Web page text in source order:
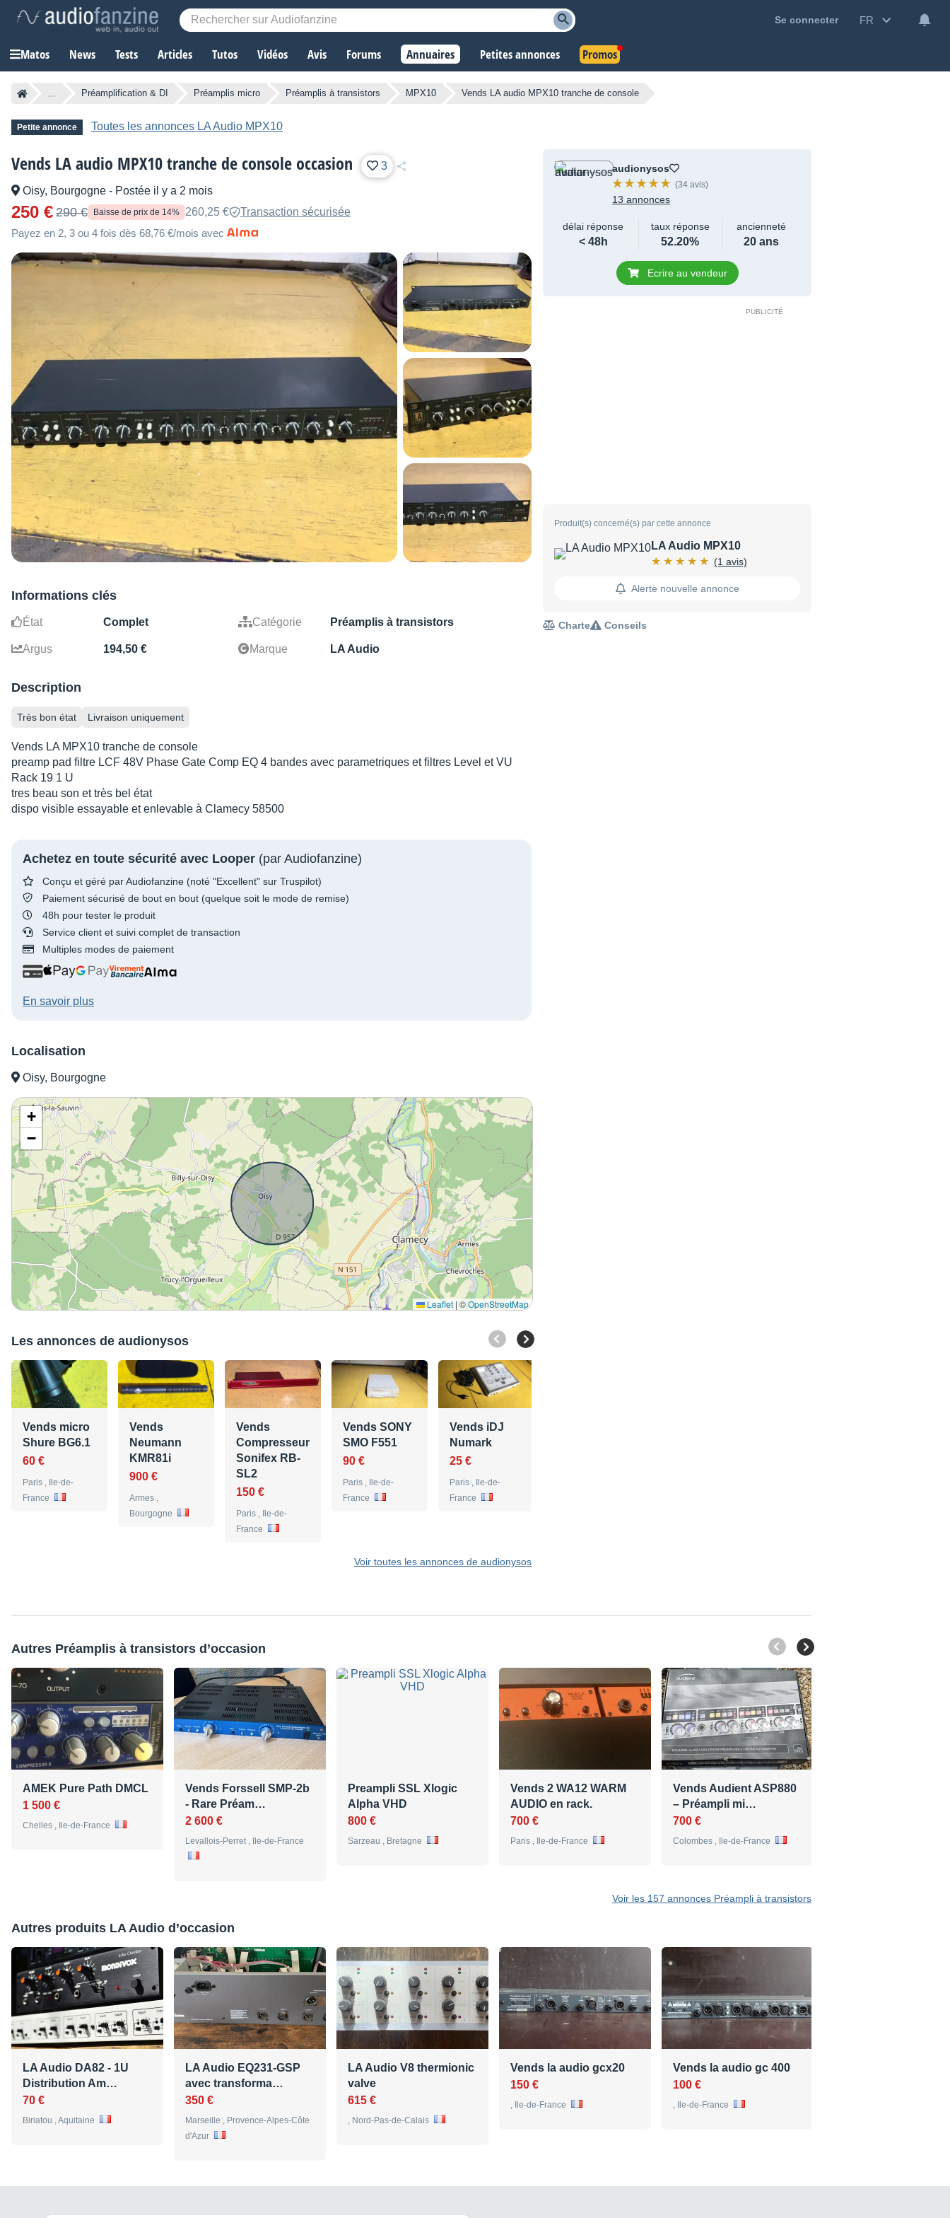
Se connecter FR
Matos News Tests Articles Tutos Vidéos Avis Forums Annuaires Petites annonces Promos
... Préamplification & DI Préamplis micro Préamplis à transistors MPX10 Vends LA audio MPX10 tranche de console
Petite annonce Toutes les annonces LA Audio MPX10
Vends LA audio MPX10 tranche de console occasion 3
Oisy, Bourgogne - Postée il y a 2 mois
250 € 290 € Baisse de prix de 14% 260,25 €
Transaction sécurisée
Payez en 2, 3 ou 4 fois dès 68,76 €/mois avec
Informations clés
État Complet Catégorie Préamplis à transistors
Argus 194,50 € Marque LA Audio
Description
Très bon état Livraison uniquement
Vends LA MPX10 tranche de console
preamp pad filtre LCF 48V Phase Gate Comp EQ 4 bandes avec parametriques et filtres Level et VU
Rack 19 1 U
tres beau son et très bel état
dispo visible essayable et enlevable à Clamecy 58500
Achetez en toute sécurité avec Looper (par Audiofanzine)
Conçu et géré par Audiofanzine (noté "Excellent" sur Truspilot)
Paiement sécurisé de bout en bout (quelque soit le mode de remise)
48h pour tester le produit
Service client et suivi complet de transaction
Multiples modes de paiement
En savoir plus
Localisation
Oisy, Bourgogne
+
−
Leaflet | ©OpenStreetMap
Les annonces de audionysos
Vends micro
Shure BG6.1
60 €
Paris , Ile-de-
France
Vends
Neumann
KMR81i
900 €
Armes ,
Bourgogne
Vends
Compresseur
Sonifex RB-
SL2
150 €
Paris , Ile-de-
France
Vends SONY
SMO F551
90 €
Paris , Ile-de-
France
Vends iDJ
Numark
25 €
Paris , Ile-de-
France
Voir toutes les annonces de audionysos
audionysos
(34 avis)
13 annonces
délai réponse
< 48h
taux réponse
52.20%
ancienneté
20 ans
Ecrire au vendeur
Produit(s) concerné(s) par cette annonce
LA Audio MPX10
(1 avis)
Alerte nouvelle annonce
Charte Conseils
Autres Préamplis à transistors d’occasion
AMEK Pure Path DMCL
1 500 €
Chelles , Ile-de-France
Vends Forssell SMP-2b
- Rare Préam…
2 600 €
Levallois-Perret , Ile-de-France
Preampli SSL Xlogic
Alpha VHD
800 €
Sarzeau , Bretagne
Vends 2 WA12 WARM
AUDIO en rack.
700 €
Paris , Ile-de-France
Vends Audient ASP880
– Préampli mi…
700 €
Colombes , Ile-de-France
Voir les 157 annonces Préampli à transistors
Autres produits LA Audio d’occasion
LA Audio DA82 - 1U
Distribution Am…
70 €
Biriatou , Aquitaine
LA Audio EQ231-GSP
avec transforma…
350 €
Marseille , Provence-Alpes-Côte
d'Azur
LA Audio V8 thermionic
valve
615 €
, Nord-Pas-de-Calais
Vends la audio gcx20
150 €
, Ile-de-France
Vends la audio gc 400
100 €
, Ile-de-France